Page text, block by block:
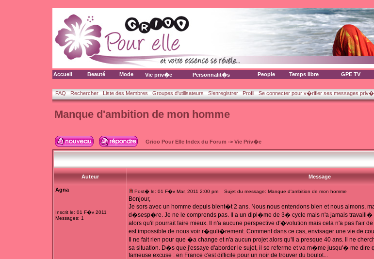
Accueil Beauté Mode Vie priv�e Personnalit�s People Temps libre GPE TV
FAQ Rechercher Liste des Membres Groupes d'utilisateurs S'enregistrer Profil Se connecter pour v�rifier ses messages
Manque d'ambition de mon homme
Grioo Pour Elle Index du Forum -> Vie Priv�e
Auteur Message
Agna
Inscrit le: 01 F�v 2011
Messages: 1
Post� le: 01 F�v Mar, 2011 2:00 pm Sujet du message: Manque d'ambition de mon homme
Bonjour,
Je sors avec un homme depuis bient�t 2 ans. Nous nous entendons bien et nous aimons,
d�sesp�re. Je ne le comprends pas. Il a un dipl�me de 3� cycle mais n'a jamais travaill�
alors qu'il pourrait faire mieux. Il n'a aucune perspective d'�volution mais cela n'a pas l'air
est impossible de nous voir r�guli�rement. Comment dans ce cas, envisager une vie de
Il ne fait rien pour que �a change et n'a aucun projet alors qu'il a presque 40 ans. Il ne
sa situation. D�s que j'essaye d'aborder le sujet, il se referme et va m�me jusqu'� me dire
fameuse excuse : en France c'est difficile pour un noir de trouver du boulot...